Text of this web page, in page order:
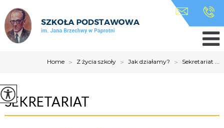
Home > Z życia szkoły > Jak działamy? > Sekretariat ...
SEKRETARIAT